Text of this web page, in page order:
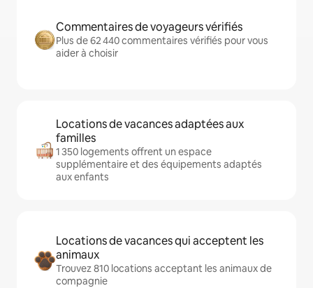
Commentaires de voyageurs vérifiés
Plus de 62 440 commentaires vérifiés pour vous
aider à choisir
Locations de vacances adaptées aux
familles
1 350 logements offrent un espace
supplémentaire et des équipements adaptés
aux enfants
Locations de vacances qui acceptent les
animaux
Trouvez 810 locations acceptant les animaux de
compagnie